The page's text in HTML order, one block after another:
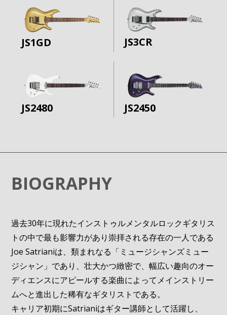
JS1GD JS3CR
JS2480 JS2450
BIOGRAPHY
過去30年に現れたインストゥルメンタルロックギタリス
トの中で最も影響力があり崇拝される存在の一人である
Joe Satrianiは、類まれなる「ミュージシャンズミュー
ジシャン」であり、壮大かつ緻密で、幅広い趣向のオー
ディエンスにアピールする楽曲によってメインストリー
ムへと進出した稀有なギタリストである。
キャリア初期にSatrianiはギター講師として活躍し、